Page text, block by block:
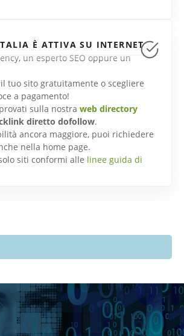
È ATTIVA SU INTERNET
un esperto SEO oppure un
tuo sito gratuitamente o scegliere
a pagamento!
sulla nostra web directory
diretto dofollow.
ancora maggiore, puoi richiedere
nella home page.
siti conformi alle linee guida di